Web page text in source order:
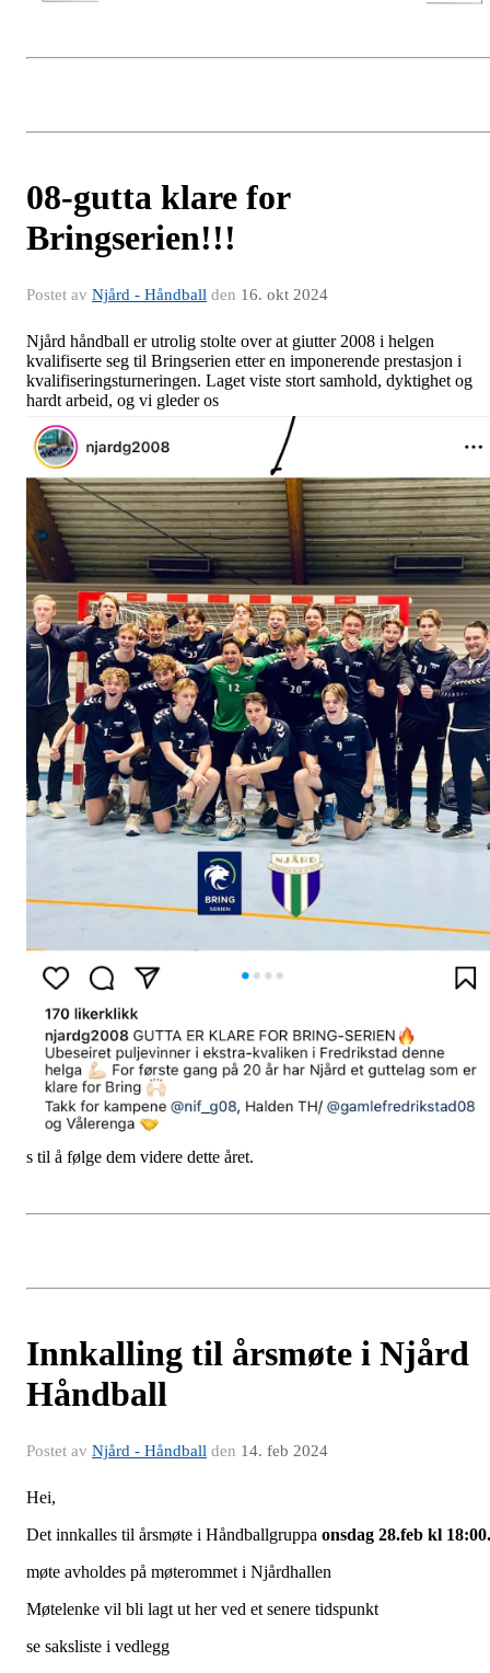
08-gutta klare for
Bringserien!!!
Postet av Njård - Håndball den 16. okt 2024
Njård håndball er utrolig stolte over at giutter 2008 i helgen
kvalifiserte seg til Bringserien etter en imponerende prestasjon i
kvalifiseringsturneringen. Laget viste stort samhold, dyktighet og
hardt arbeid, og vi gleder os
s til å følge dem videre dette året.
Innkalling til årsmøte i Njård
Håndball
Postet av Njård - Håndball den 14. feb 2024
Hei,
Det innkalles til årsmøte i Håndballgruppa onsdag 28.feb kl 18:00.
møte avholdes på møterommet i Njårdhallen
Møtelenke vil bli lagt ut her ved et senere tidspunkt
se saksliste i vedlegg